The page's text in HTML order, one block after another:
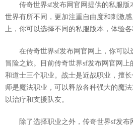
传奇世界sf发布网官网提供的私服
世界有所不同，更加注重自由度和刺激
上，你可以选择不同的私服版本，体验各
在传奇世界sf发布网官网上，你可以
冒险之旅。目前传奇世界sf发布网官网
和道士三个职业。战士是近战职业，擅
师是魔法职业，可以释放各种强大的魔
以治疗和支援队友。
除了选择职业之外，传奇世界sf发